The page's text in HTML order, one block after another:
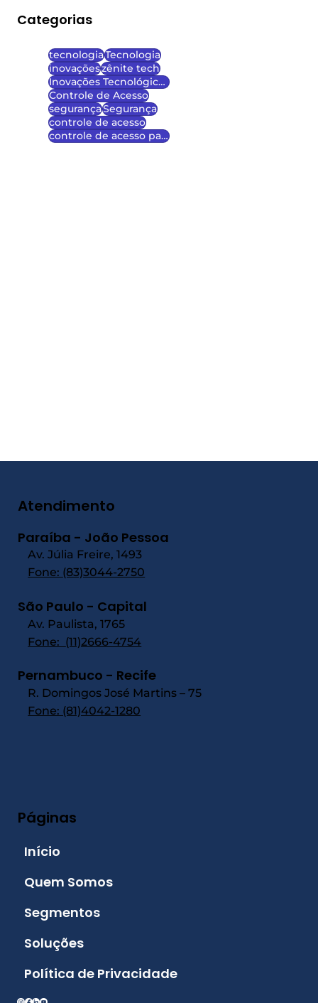
Categorias
tecnologiaTecnologia
inovaçõeszênite tech
Inovações Tecnológicas
Controle de Acesso
segurançaSegurança
controle de acesso
controle de acesso para escolas
Atendimento
Paraíba - João Pessoa
Av. Júlia Freire, 1493
Fone: (83)3044-2750
São Paulo - Capital
Av. Paulista, 1765
Fone: (11)2666-4754
Pernambuco - Recife
R. Domingos José Martins – 75
Fone: (81)4042-1280
Páginas
Início
Quem Somos
Segmentos
Soluções
Política de Privacidade